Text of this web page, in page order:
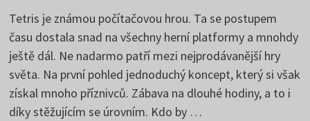
Tetris je známou počítačovou hrou. Ta se postupem
času dostala snad na všechny herní platformy a mnohdy
ještě dál. Ne nadarmo patří mezi nejprodávanější hry
světa. Na první pohled jednoduchý koncept, který si však
získal mnoho příznivců. Zábava na dlouhé hodiny, a to i
díky stěžujícím se úrovním. Kdo by …